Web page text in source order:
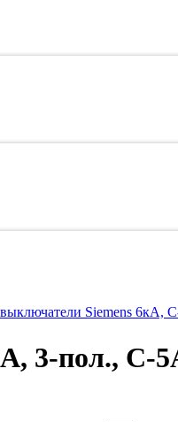
Siemens 6кА,
3-пол., C-